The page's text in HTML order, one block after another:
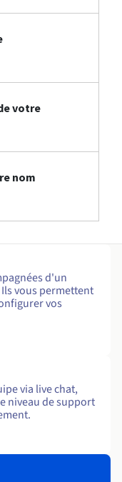
votre
nom
d'un
vous permettent
vos
via live chat,
niveau de support